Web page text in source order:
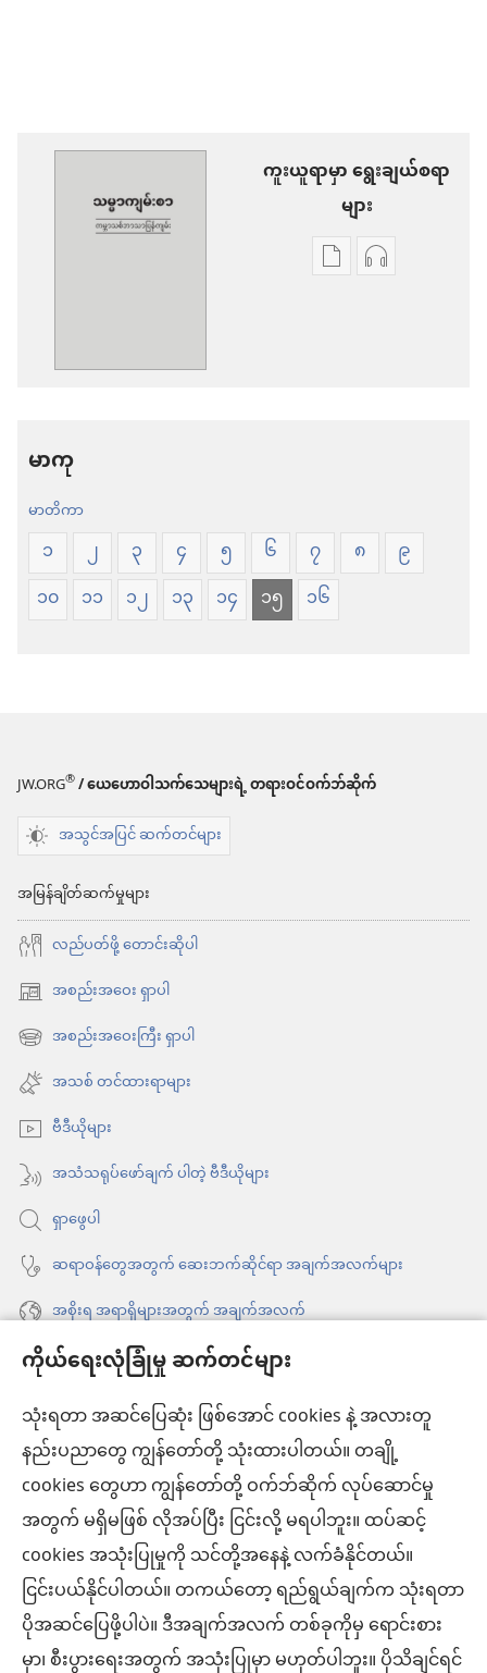
ကိုယ်ရေးလုံခြုံမှု ဆက်တင်များ
သုံးရတာ အဆင်ပြေဆုံး ဖြစ်အောင် cookies နဲ့ အလားတူ
နည်းပညာတွေ ကျွန်တော်တို့ သုံးထားပါတယ်။ တချို့
cookies တွေဟာ ကျွန်တော်တို့ ဝက်ဘ်ဆိုက် လုပ်ဆောင်မှု
အတွက် မရှိမဖြစ် လိုအပ်ပြီး ငြင်းလို့ မရပါဘူး။ ထပ်ဆင့်
cookies အသုံးပြုမှုကို သင်တို့အနေနဲ့ လက်ခံနိုင်တယ်။
ငြင်းပယ်နိုင်ပါတယ်။ တကယ်တော့ ရည်ရွယ်ချက်က သုံးရတာ
ပိုအဆင်ပြေဖို့ပါပဲ။ ဒီအချက်အလက် တစ်ခုကိုမှ ရောင်းစား
မှာ၊ စီးပွားရေးအတွက် အသုံးပြုမှာ မဟုတ်ပါဘူး။ ပိုသိချင်ရင်
ကူးယူရာမှာ ရွေးချယ်စရာ
များ
စာပေ
သမ္မာကျမ်း
စာ
ကမ္ဘာ
အသံ
များ
သမ္မာကျမ်း
ကျမ်း
မာကု
မာတိကာ
၁ ၂ ၃ ၄ ၅ ၆ ၇ ၈
၉
၁၀
၁၁ ၁၂ ၁၃ ၁၄ ၁၅ ၁၆
JW.ORG®/ ယေဟောဝါသက်သေများရဲ့ တရားဝင်ဝက်ဘ်ဆိုက်
အသွင်အပြင် ဆက်တင်များ
အမြန်ချိတ်ဆက်မှုများ
လည်ပတ်ဖို့ တောင်းဆိုပါ
အစည်းအဝေး ရှာပါ
(window
အသစ်
င့်
နေ
ပါ
တယ်)
အစည်းအဝေးကြီး ရှာပါ
(window
အသစ်
င့်
နေ
ပါ
တယ်)
အသစ် တင်ထားရာများ
ဗီဒီယိုများ
အသံသရုပ်ဖော်ချက် ပါတဲ့ ဗီဒီယိုများ
ရှာဖွေပါ
ဆရာဝန်တွေအတွက် ဆေးဘက်ဆိုင်ရာ အချက်အလက်များ
အစိုးရ အရာရှိများအတွက် အချက်အလက်
အကူအညီ
အလှူငွေ
(window
အသစ်
ဖွ
င့်
နေ
ပါ
တယ်)
ကင်းမျှော်စင် အွန်လိုင်းစာကြည့်တိုက်™
(window
အသစ်
ဖွ
င့်
နေ
ပါ
တယ်)
JW Hub®
(window
အသစ်
ဖွ
င့်
နေ
JW Library®
ကင်းမျှော်စင် စာကြည့်တိုက်